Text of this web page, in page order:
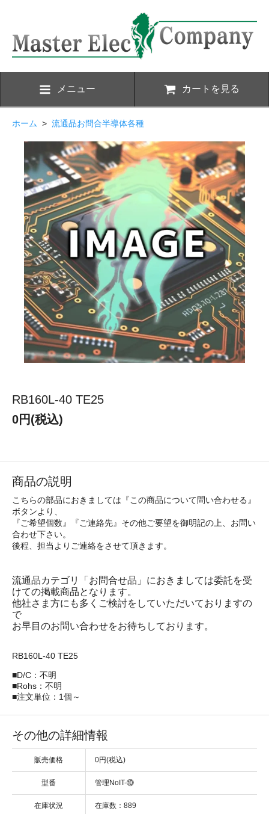
メニュー カートを見る
ホーム > 流通品お問合半導体各種
RB160L-40 TE25
0円(税込)
商品の説明
こちらの部品におきましては『この商品について問い合わせる』
ボタンより、
『ご希望個数』『ご連絡先』その他ご要望を御明記の上、お問い
合わせ下さい。
後程、担当よりご連絡をさせて頂きます。
流通品カテゴリ「お問合せ品」におきましては委託を受
けての掲載商品となります。
他社さま方にも多くご検討をしていただいておりますの
で
お早目のお問い合わせをお待ちしております。
RB160L-40 TE25
■D/C：不明
■Rohs：不明
■注文単位：1個～
その他の詳細情報
販売価格 0円(税込)
型番 管理NoIT-⑩
在庫状況 在庫数：889